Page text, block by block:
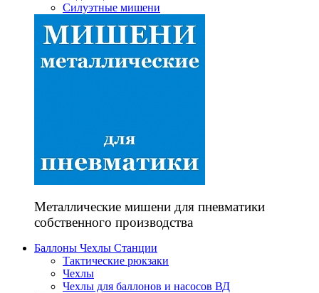
Силуэтные мишени
Металлические мишени для пневматики
собственного производства
Баллоны Чехлы Станции
Тактические рюкзаки
Чехлы
Чехлы для баллонов и насосов ВД